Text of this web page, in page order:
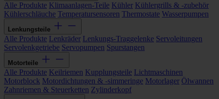
Alle Produkte Klimaanlagen-Teile Kühler Kühlergrills & -zubehör
Kühlerschläuche Temperatursensoren Thermostate Wasserpumpen
Lenkungsteile
Alle Produkte Lenkräder Lenkungs-Traggelenke Servoleitungen
Servolenkgetriebe Servopumpen Spurstangen
Motorteile
Alle Produkte Keilriemen Kupplungsteile Lichtmaschinen
Motorblock Motordichtungen & -simmeringe Motorlager Ölwannen
Zahnriemen & Steuerketten Zylinderkopf